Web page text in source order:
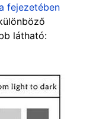
fejezetében
látható: